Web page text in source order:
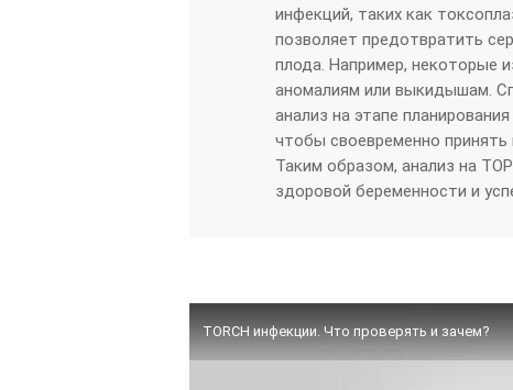
инфекций, таких как
позволяет предотвратить
плода. Например, некоторые
аномалиям или выкидышам.
анализ на этапе
чтобы своевременно принять
Таким образом, анализ на
здоровой беременности и
TORCH инфекции. Что проверять и зачем?